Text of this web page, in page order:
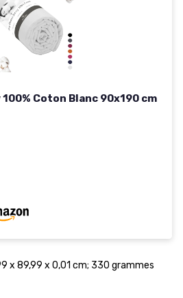
Coton Blanc 90x190 cm
x 89,99 x 0,01 cm; 330 grammes